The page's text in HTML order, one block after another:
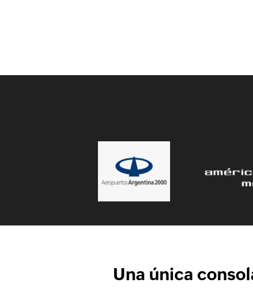
Una única